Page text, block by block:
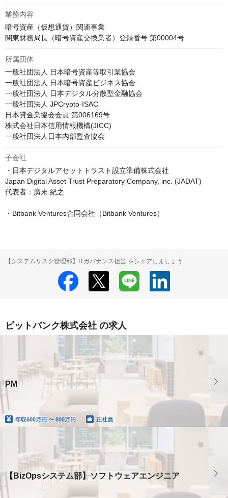
業務内容
暗号資産（仮想通貨）関連事業
関東財務局長（暗号資産交換業者）登録番号 第00004号
所属団体
一般社団法人 日本暗号資産等取引業協会
一般社団法人 日本暗号資産ビジネス協会
一般社団法人 日本デジタル分散型金融協会
一般社団法人 JPCrypto-ISAC
日本貸金業協会会員 第006169号
株式会社日本信用情報機構(JICC)
一般社団法人日本内部監査協会
子会社
・日本デジタルアセットトラスト設立準備株式会社
Japan Digital Asset Trust Preparatory Company, inc. (JADAT)
代表者：廣末 紀之
・Bitbank Ventures合同会社（Bitbank Ventures）
【システムリスク管理部】ITガバナンス担当 をシェアしましょう
ビットバンク株式会社 の求人
PM
年収600万円 〜 800万円 正社員
【BizOpsシステム部】ソフトウェアエンジニア